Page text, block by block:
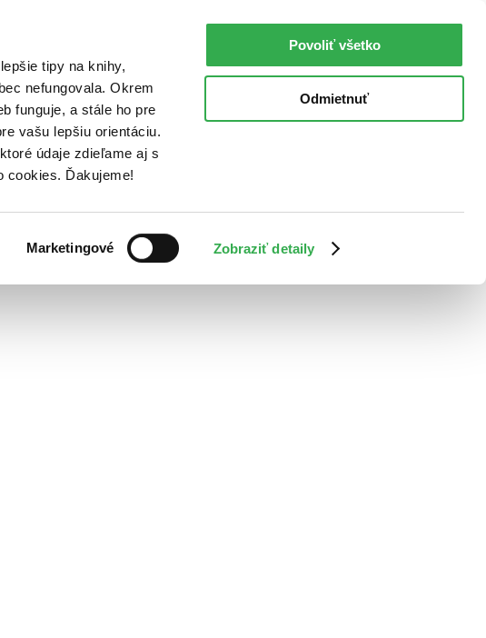
tipy na knihy,
nefungovala. Okrem
funguje, a stále ho pre
vašu lepšiu orientáciu.
údaje zdieľame aj s
cookies. Ďakujeme!
Marketingové Zobraziť detaily
Povoliť všetko
Odmietnuť